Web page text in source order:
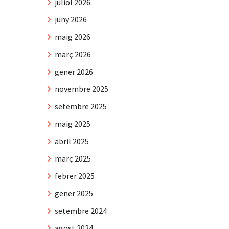
juliol 2026
juny 2026
maig 2026
març 2026
gener 2026
novembre 2025
setembre 2025
maig 2025
abril 2025
març 2025
febrer 2025
gener 2025
setembre 2024